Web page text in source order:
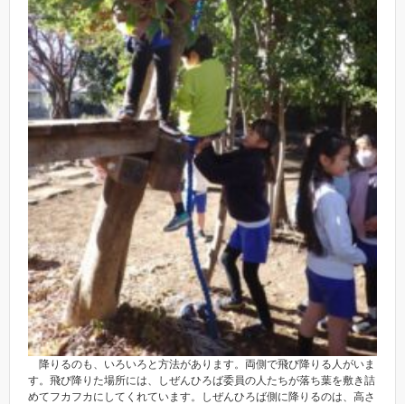
降りるのも、いろいろと方法があります。両側で飛び降りる人がいま
す。飛び降りた場所には、しぜんひろば委員の人たちが落ち葉を敷き詰
めてフカフカにしてくれています。しぜんひろば側に降りるのは、高さ